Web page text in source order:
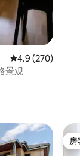
平均评分 4.9 分
4.9 (270)
景观
房
房